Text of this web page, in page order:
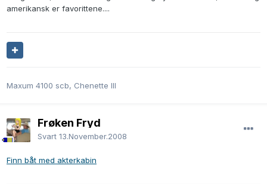
amerikansk er favorittene....
Maxum 4100 scb, Chenette III
Frøken Fryd
Svart 13.November.2008
Finn båt med akterkabin